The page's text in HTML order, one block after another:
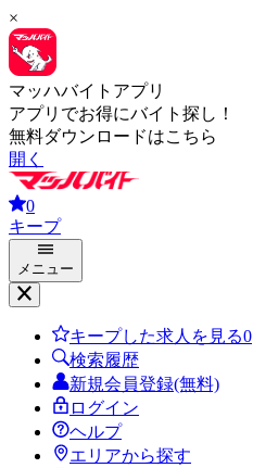
×
マッハバイトアプリ
アプリでお得にバイト探し！
無料ダウンロードはこちら
開く
0
キープ
メニュー
キープした求人を見る0
検索履歴
新規会員登録(無料)
ログイン
ヘルプ
エリアから探す